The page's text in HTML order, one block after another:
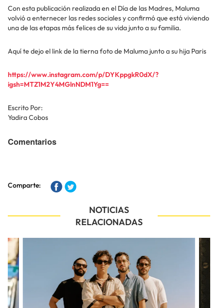
Con esta publicación realizada en el Día de las Madres, Maluma
volvió a enternecer las redes sociales y confirmó que está viviendo
una de las etapas más felices de su vida junto a su familia.
Aquí te dejo el link de la tierna foto de Maluma junto a su hija Paris
https://www.instagram.com/p/DYKppgkR0dX/?
igsh=MTZ1M2Y4MGlnNDM1Yg==
Escrito Por:
Yadira Cobos
Comentarios
Comparte:
NOTICIAS
RELACIONADAS